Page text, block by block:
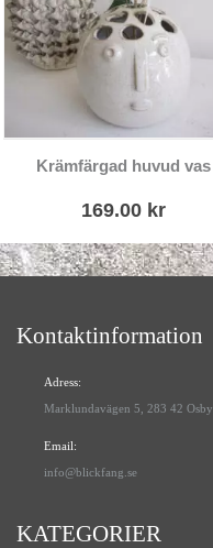
Krämfärgad huvud vas
169.00 kr
Kontaktinformation
Adress:
Marklundavägen 5, 283 42 Osby
Email:
info@blickfang.se
KATEGORIER